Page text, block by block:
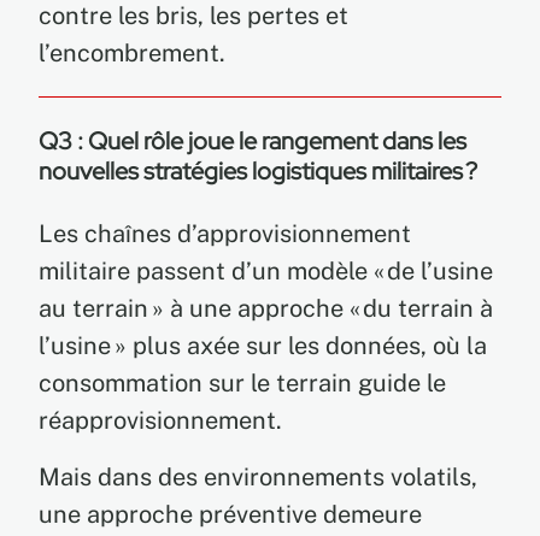
contre les bris, les pertes et
l’encombrement.
Q3 : Quel rôle joue le rangement dans les
nouvelles stratégies logistiques militaires ?
Les chaînes d’approvisionnement
militaire passent d’un modèle « de l’usine
au terrain » à une approche « du terrain à
l’usine » plus axée sur les données, où la
consommation sur le terrain guide le
réapprovisionnement.
Mais dans des environnements volatils,
une approche préventive demeure